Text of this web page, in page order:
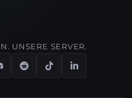
UNSERE SERVER.